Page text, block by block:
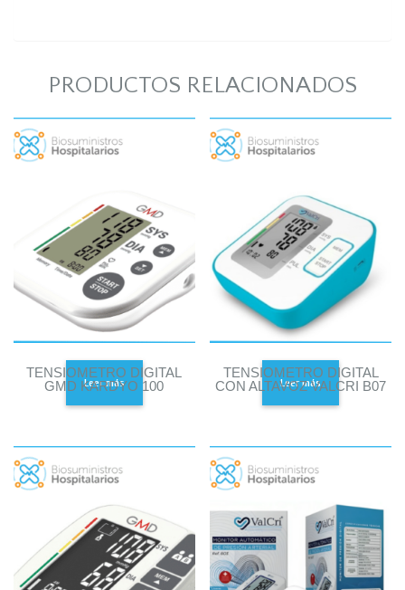
PRODUCTOS RELACIONADOS
TENSIOMETRO DIGITAL
GMD KARDYO 100
Leer más
TENSIOMETRO DIGITAL
CON ALTAVOZ VALCRI B07
Leer más